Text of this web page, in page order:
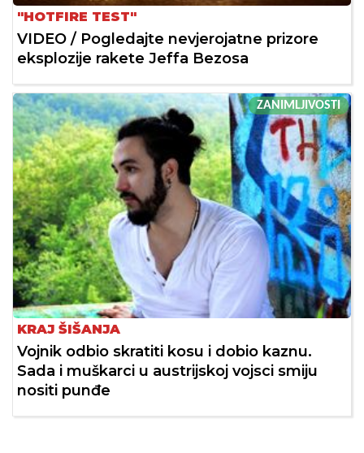
"HOTFIRE TEST"
VIDEO / Pogledajte nevjerojatne prizore
eksplozije rakete Jeffa Bezosa
ZANIMLJIVOSTI
KRAJ ŠIŠANJA
Vojnik odbio skratiti kosu i dobio kaznu.
Sada i muškarci u austrijskoj vojsci smiju
nositi punđe